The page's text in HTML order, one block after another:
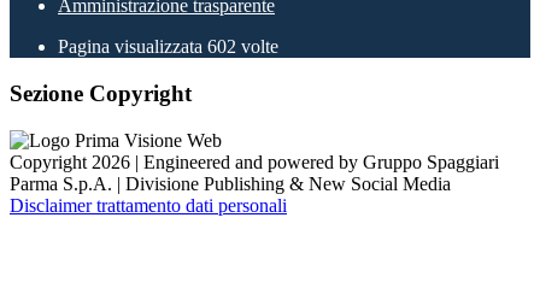
Amministrazione trasparente
Pagina visualizzata 602 volte
Sezione Copyright
Copyright 2026 | Engineered and powered by Gruppo Spaggiari
Parma S.p.A. | Divisione Publishing & New Social Media
Disclaimer trattamento dati personali